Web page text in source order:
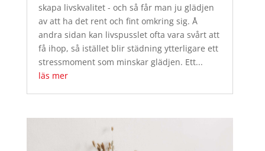
skapa livskvalitet - och så får man ju glädjen
av att ha det rent och fint omkring sig. Å
andra sidan kan livspusslet ofta vara svårt att
få ihop, så istället blir städning ytterligare ett
stressmoment som minskar glädjen. Ett...
läs mer